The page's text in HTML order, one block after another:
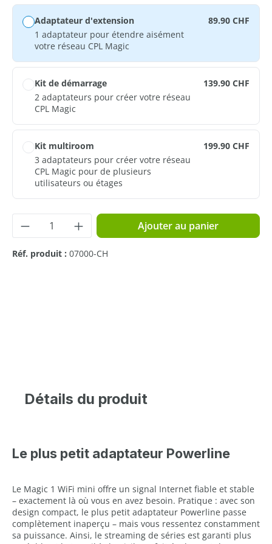
Adaptateur d'extension
1 adaptateur pour étendre aisément
votre réseau CPL Magic
89.90 CHF
Kit de démarrage
2 adaptateurs pour créer votre réseau
CPL Magic
139.90 CHF
Kit multiroom
3 adaptateurs pour créer votre réseau
CPL Magic pour de plusieurs
utilisateurs ou étages
199.90 CHF
Quantité de produit : Entrez la quantité
Ajouter au panier
Réf. produit : 07000-CH
Détails du produit
Le plus petit adaptateur Powerline
Le Magic 1 WiFi mini offre un signal Internet fiable et stable
– exactement là où vous en avez besoin. Pratique : avec son
design compact, le plus petit adaptateur Powerline passe
complètement inaperçu – mais vous ressentez constamment
sa puissance. Ainsi, le streaming de séries est garanti plus